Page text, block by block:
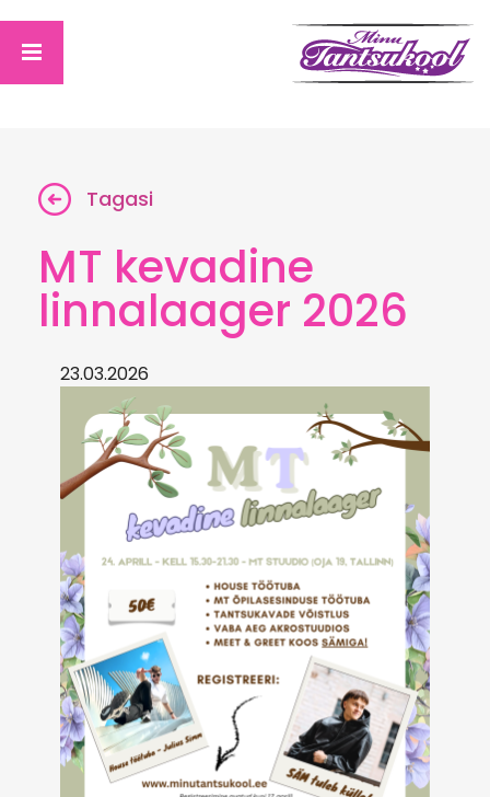
Tagasi
MT kevadine
linnalaager 2026
23.03.2026